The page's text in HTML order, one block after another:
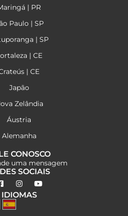
| PR
Paulo | SP
| SP
| CE
| CE
Japão
Zelândia
Áustria
Alemanha
CONOSCO
uma mensagem
SOCIAIS
IDIOMAS